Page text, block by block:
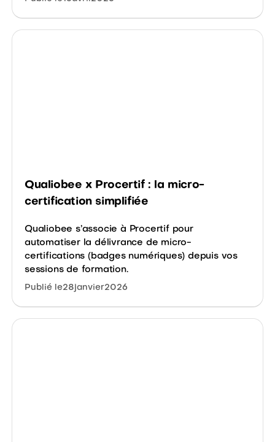
Qualiobee x Procertif : la micro-
certification simplifiée
Qualiobee s’associe à Procertif pour
automatiser la délivrance de micro-
certifications (badges numériques) depuis vos
sessions de formation.
Publié le28janvier2026